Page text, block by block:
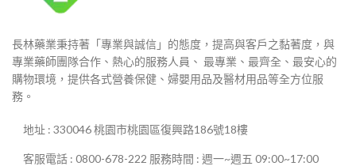
長林藥業秉持著「專業與誠信」的態度，提高與客戶之黏著度，與
專業藥師團隊合作、熱心的服務人員、 最專業、最齊全、最安心的
購物環境，提供各式營養保健、婦嬰用品及醫材用品等全方位服
務。
地址 : 330046 桃園市桃園區復興路186號18樓
客服電話 : 0800-678-222 服務時間 : 週一~週五 09:00~17:00